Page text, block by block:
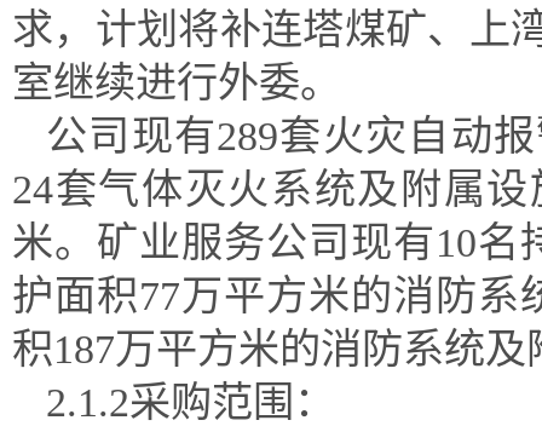
求，计划将补连塔煤矿、上
室继续进行外委。
公司现有289套火灾自动
24套气体灭火系统及附属
米。矿业服务公司现有10
护面积77万平方米的消防
积187万平方米的消防系统
2.1.2采购范围：